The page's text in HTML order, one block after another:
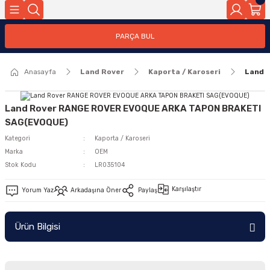
PARÇA BUL
Anasayfa Land Rover Kaporta / Karoseri Land
Land Rover RANGE ROVER EVOQUE ARKA TAPON BRAKETI
SAG(EVOQUE)
Kategori
Kaporta / Karoseri
Marka
OEM
Stok Kodu
LR035104
Yorum Yaz Arkadaşına Öner Paylaş Karşılaştır
Ürün Bilgisi